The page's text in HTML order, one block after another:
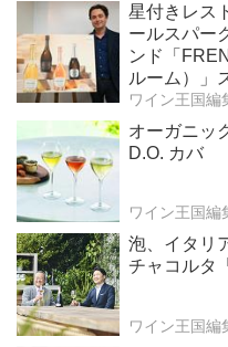
星付きレス
ールスパー
ンド「
ルーム）」
ワイン王国編
オーガニッ
D.O. カバ
ワイン王国編
泡、イタリ
チャコルタ
ワイン王国編